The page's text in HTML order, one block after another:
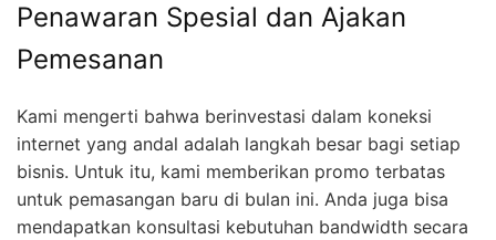
Penawaran Spesial dan Ajakan
Pemesanan
Kami mengerti bahwa berinvestasi dalam koneksi
internet yang andal adalah langkah besar bagi setiap
bisnis. Untuk itu, kami memberikan promo terbatas
untuk pemasangan baru di bulan ini. Anda juga bisa
mendapatkan konsultasi kebutuhan bandwidth secara